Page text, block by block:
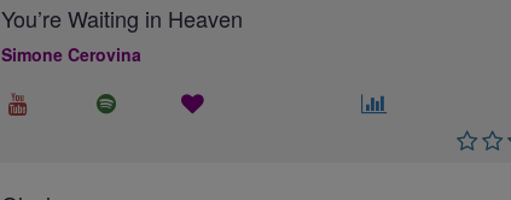
You’re Waiting in Heaven
Simone Cerovina